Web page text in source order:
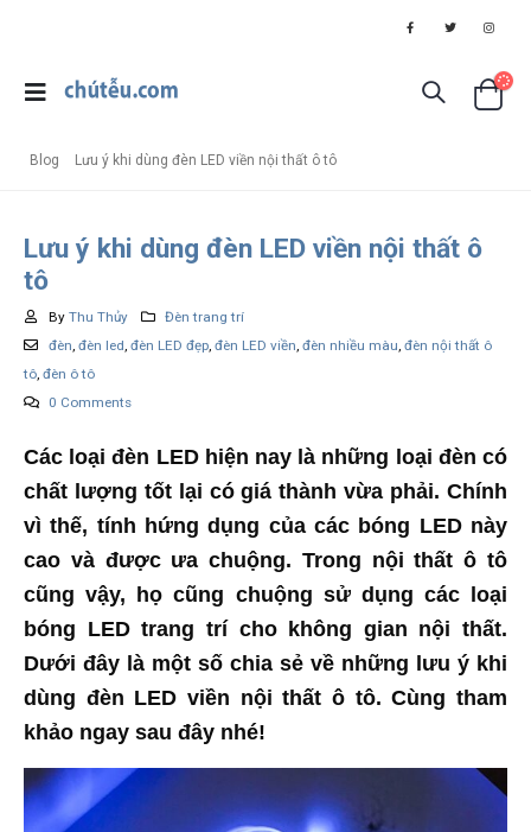
Blog Lưu ý khi dùng đèn LED viền nội thất ô tô
Lưu ý khi dùng đèn LED viền nội thất ô
tô
By Thu Thủy
Đèn trang trí
đèn, đèn led, đèn LED đẹp, đèn LED viền, đèn nhiều màu, đèn nội thất ô
tô, đèn ô tô
0 Comments
Các loại đèn LED hiện nay là những loại đèn có
chất lượng tốt lại có giá thành vừa phải. Chính
vì thế, tính hứng dụng của các bóng LED này
cao và được ưa chuộng. Trong nội thất ô tô
cũng vậy, họ cũng chuộng sử dụng các loại
bóng LED trang trí cho không gian nội thất.
Dưới đây là một số chia sẻ về những lưu ý khi
dùng đèn LED viền nội thất ô tô. Cùng tham
khảo ngay sau đây nhé!